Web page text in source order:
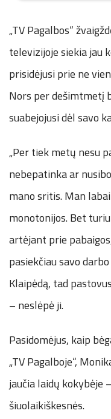
„TV Pagalbos“
televizijoje siekia jau
prisidėjusi prie ne
Nors per dešimtmetį
suabejojusi dėl savo
„Per tiek metų nesu
nebepatinka ar
mano sritis. Man
monotonijos. Bet
artėjant prie
pasiekčiau savo
Klaipėdą, tad
– neslėpė ji.
Pasidomėjus, kaip
„TV Pagalboje“,
jaučia laidų kokybėje
šiuolaikiškesnės.